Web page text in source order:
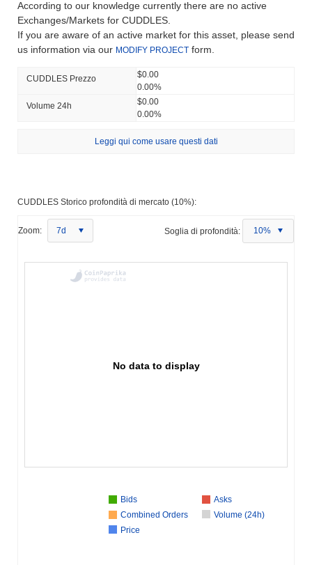
According to our knowledge currently there are no active
Exchanges/Markets for CUDDLES.
If you are aware of an active market for this asset, please send
us information via our MODIFY PROJECT form.
CUDDLES Prezzo
$0.00
0.00%
Volume 24h
$0.00
0.00%
Leggi qui come usare questi dati
CUDDLES Storico profondità di mercato (10%):
Zoom: 7d Soglia di profondità: 10%
No data to display
Bids
Asks
Combined Orders
Volume (24h)
Price